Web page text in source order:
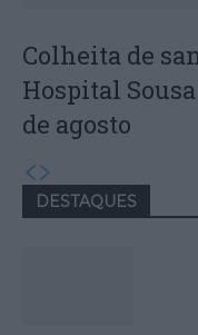
Colheita de
Hospital
de agosto
DESTAQUES